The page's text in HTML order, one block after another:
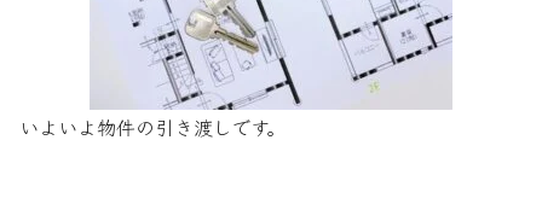
いよいよ物件の引き渡しです。